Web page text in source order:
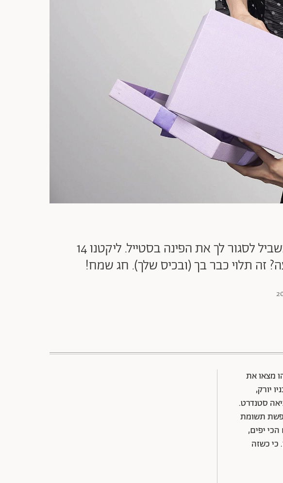
לא הספקת להתארגן על מתנה לחג? תנשמי עמוק, אנחנו פה בשביל לסגור לך את הפינה בסטייל. ליקטנו 14
זה תלוי כבר בך (ובכיס שלך). חג שמח!
מצאו את
יורק,
סטנדרט.
תשומת
יפים,
כי כשזה